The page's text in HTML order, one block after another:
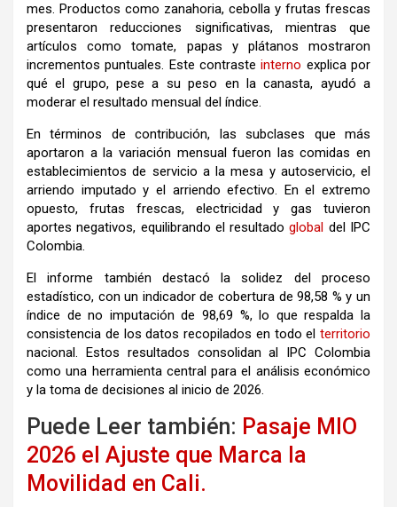
mes. Productos como zanahoria, cebolla y frutas frescas
presentaron reducciones significativas, mientras que
artículos como tomate, papas y plátanos mostraron
incrementos puntuales. Este contrasteinterno explica por
qué el grupo, pese a su peso en la canasta, ayudó a
moderar el resultado mensual del índice.
En términos de contribución, las subclases que más
aportaron a la variación mensual fueron las comidas en
establecimientos de servicio a la mesa y autoservicio, el
arriendo imputado y el arriendo efectivo. En el extremo
opuesto, frutas frescas, electricidad y gas tuvieron
aportes negativos, equilibrando el resultadoglobal del IPC
Colombia.
El informe también destacó la solidez del proceso
estadístico, con un indicador de cobertura de 98,58 % y un
índice de no imputación de 98,69 %, lo que respalda la
consistencia de los datos recopilados en todo el territorio
nacional. Estos resultados consolidan al IPC Colombia
como una herramienta central para el análisis económico
y la toma de decisiones al inicio de 2026.
Puede Leer también: Pasaje MIO
2026 el Ajuste que Marca la
Movilidad en Cali.